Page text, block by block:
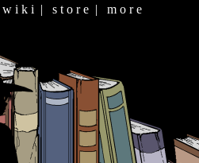
w i k i | s t o r e | m o r e